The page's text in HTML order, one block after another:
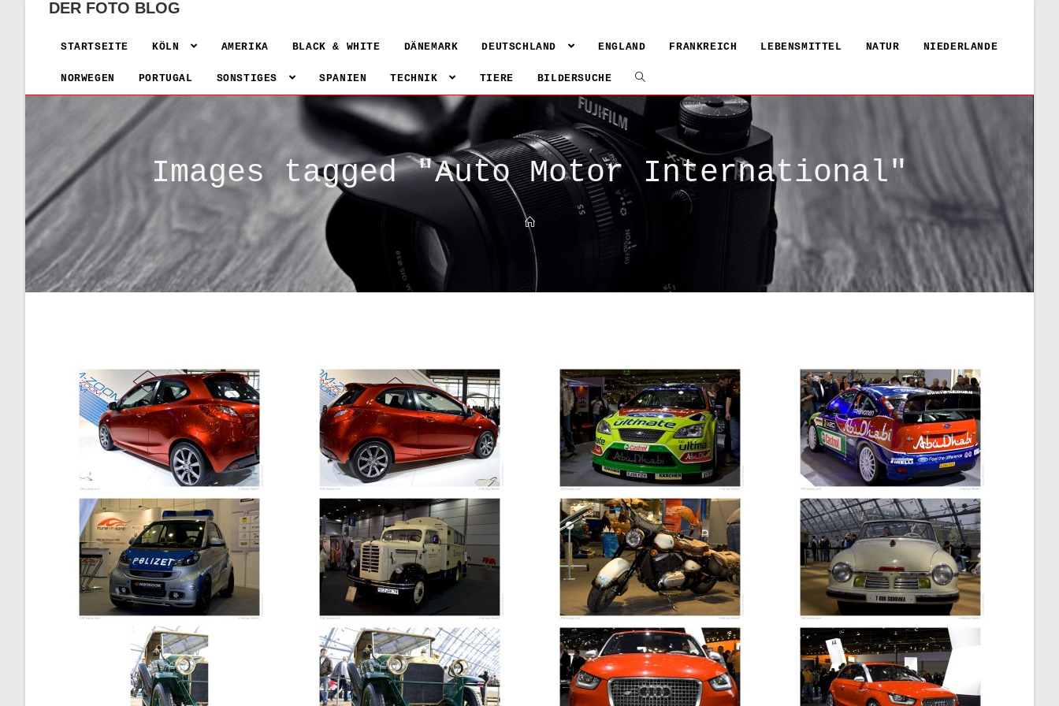
DER FOTO BLOG
STARTSEITE KÖLN AMERIKA BLACK & WHITE DÄNEMARK DEUTSCHLAND ENGLAND FRANKREICH LEBENSMITTEL NATUR NIEDERLANDE
NORWEGEN PORTUGAL SONSTIGES SPANIEN TECHNIK TIERE BILDERSUCHE
Images tagged "Auto Motor International"